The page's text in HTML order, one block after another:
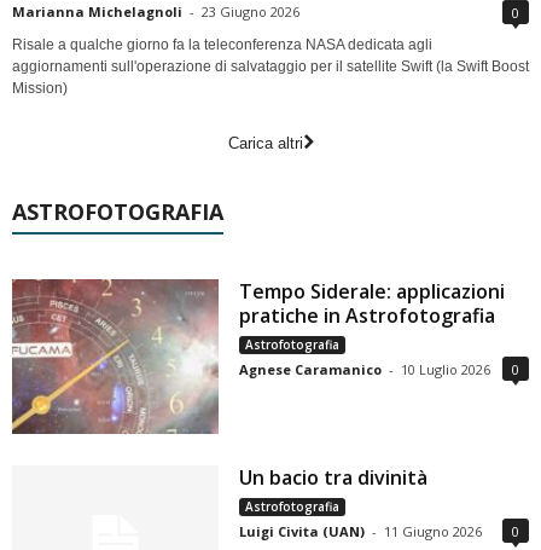
Marianna Michelagnoli - 23 Giugno 2026 0
Risale a qualche giorno fa la teleconferenza NASA dedicata agli
aggiornamenti sull'operazione di salvataggio per il satellite Swift (la Swift Boost
Mission)
Carica altri
ASTROFOTOGRAFIA
Tempo Siderale: applicazioni
pratiche in Astrofotografia
Astrofotografia
Agnese Caramanico - 10 Luglio 2026 0
Un bacio tra divinità
Astrofotografia
Luigi Civita (UAN) - 11 Giugno 2026 0